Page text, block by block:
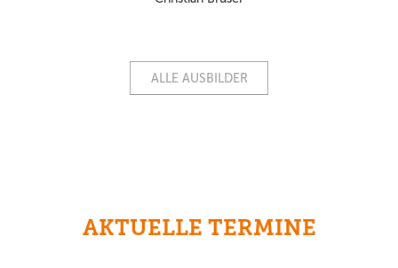
ALLE AUSBILDER
AKTUELLE TERMINE